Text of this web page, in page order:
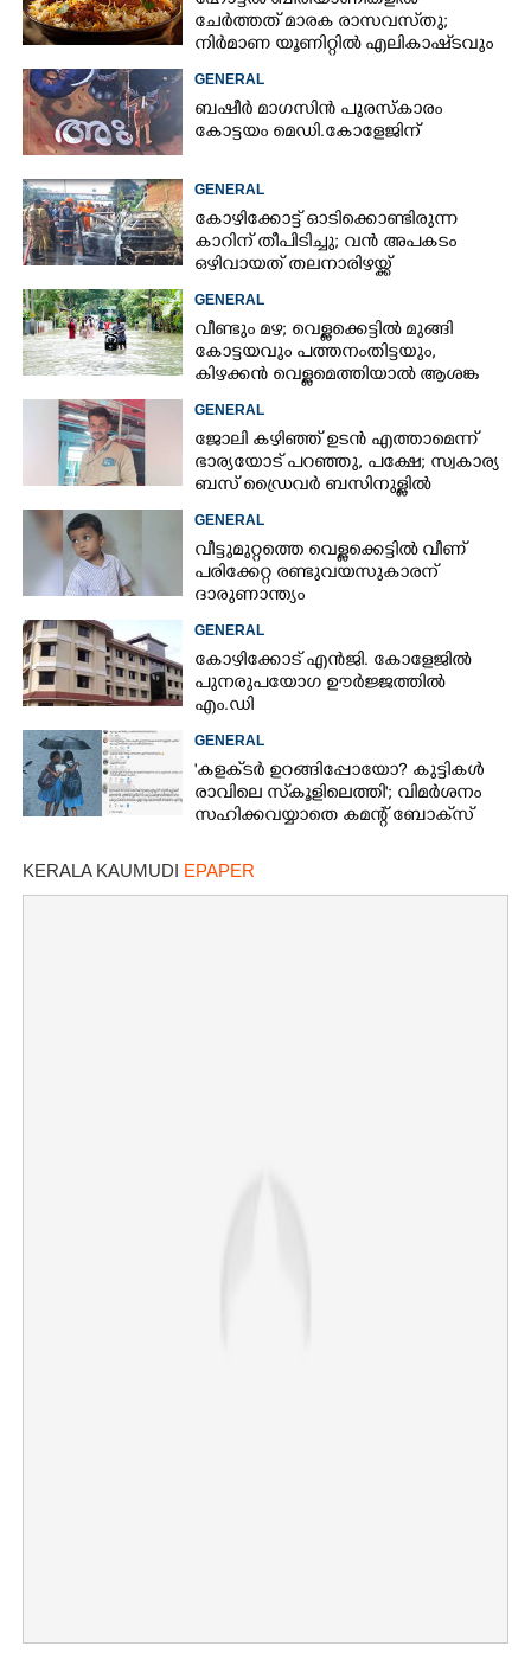
ചേർത്തത് മാരക രാസവസ്‌തു;
നിർമാണ യൂണിറ്റിൽ എലികാഷ്‌ടവും
GENERAL
ബഷീർ മാഗസിൻ പുരസ്കാരം
കോട്ടയം മെഡി.കോളേജിന്
GENERAL
കോഴിക്കോട്ട് ഓടിക്കൊണ്ടിരുന്ന
കാറിന് തീപിടിച്ചു; വൻ അപകടം
ഒഴിവായത് തലനാരിഴയ്ക്ക്
GENERAL
വീണ്ടും മഴ; വെള്ളക്കെട്ടിൽ മുങ്ങി
കോട്ടയവും പത്തനംതിട്ടയും,
കിഴക്കൻ വെള്ളമെത്തിയാൽ ആശങ്ക
GENERAL
ജോലി കഴിഞ്ഞ് ഉടൻ എത്താമെന്ന്
ഭാര്യയോട് പറഞ്ഞു, പക്ഷേ; സ്വകാര്യ
ബസ് ഡ്രൈവ‌ർ ബസിനുള്ളിൽ
GENERAL
വീട്ടുമുറ്റത്തെ വെള്ളക്കെട്ടിൽ വീണ്
പരിക്കേറ്റ രണ്ടുവയസുകാരന്
ദാരുണാന്ത്യം
GENERAL
കോഴിക്കോട് എൻജി. കോളേജിൽ
പുനരുപയോഗ ഊർജ്ജത്തിൽ
എം.ഡി
GENERAL
'കളക്‌ടർ ഉറങ്ങിപ്പോയോ? കുട്ടികൾ
രാവിലെ സ്‌കൂളിലെത്തി'; വിമർശനം
സഹിക്കവയ്യാതെ കമന്റ് ബോക്‌സ്
KERALA KAUMUDI EPAPER